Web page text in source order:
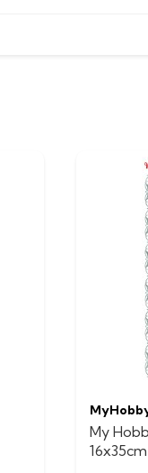
My
16x35cm